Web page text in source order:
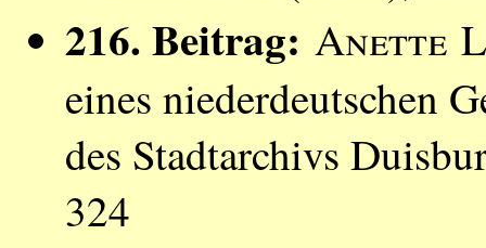
216. Beitrag: Anette
eines niederdeutschen
des Stadtarchivs
324